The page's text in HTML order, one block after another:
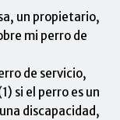
un propietario,
mi perro de
de servicio,
si el perro es un
discapacidad,